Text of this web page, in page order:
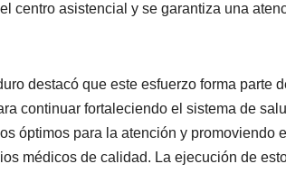
centro asistencial y se garantiza una
destacó que este esfuerzo forma parte
continuar fortaleciendo el sistema de
óptimos para la atención y promoviendo el
médicos de calidad. La ejecución de